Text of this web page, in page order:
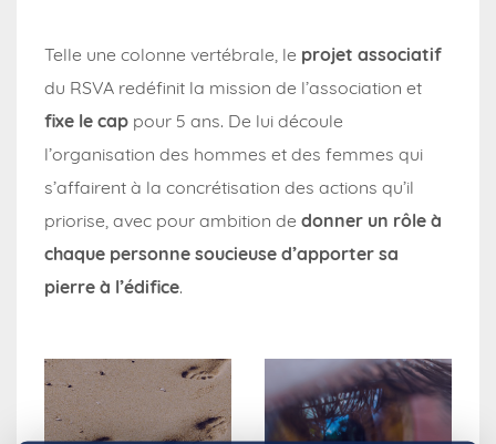
Telle une colonne vertébrale, le projet associatif
du RSVA redéfinit la mission de l’association et
fixe le cap pour 5 ans. De lui découle
l’organisation des hommes et des femmes qui
s’affairent à la concrétisation des actions qu’il
priorise, avec pour ambition de donner un rôle à
chaque personne soucieuse d’apporter sa
pierre à l’édifice.